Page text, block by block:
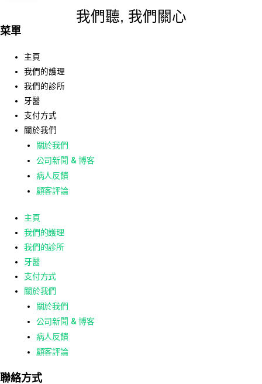
我們聽, 我們關心
菜單
主頁
我們的護理
我們的診所
牙醫
支付方式
關於我們
關於我們
公司新聞 & 博客
病人反饋
顧客評論
主頁
我們的護理
我們的診所
牙醫
支付方式
關於我們
關於我們
公司新聞 & 博客
病人反饋
顧客評論
聯絡方式